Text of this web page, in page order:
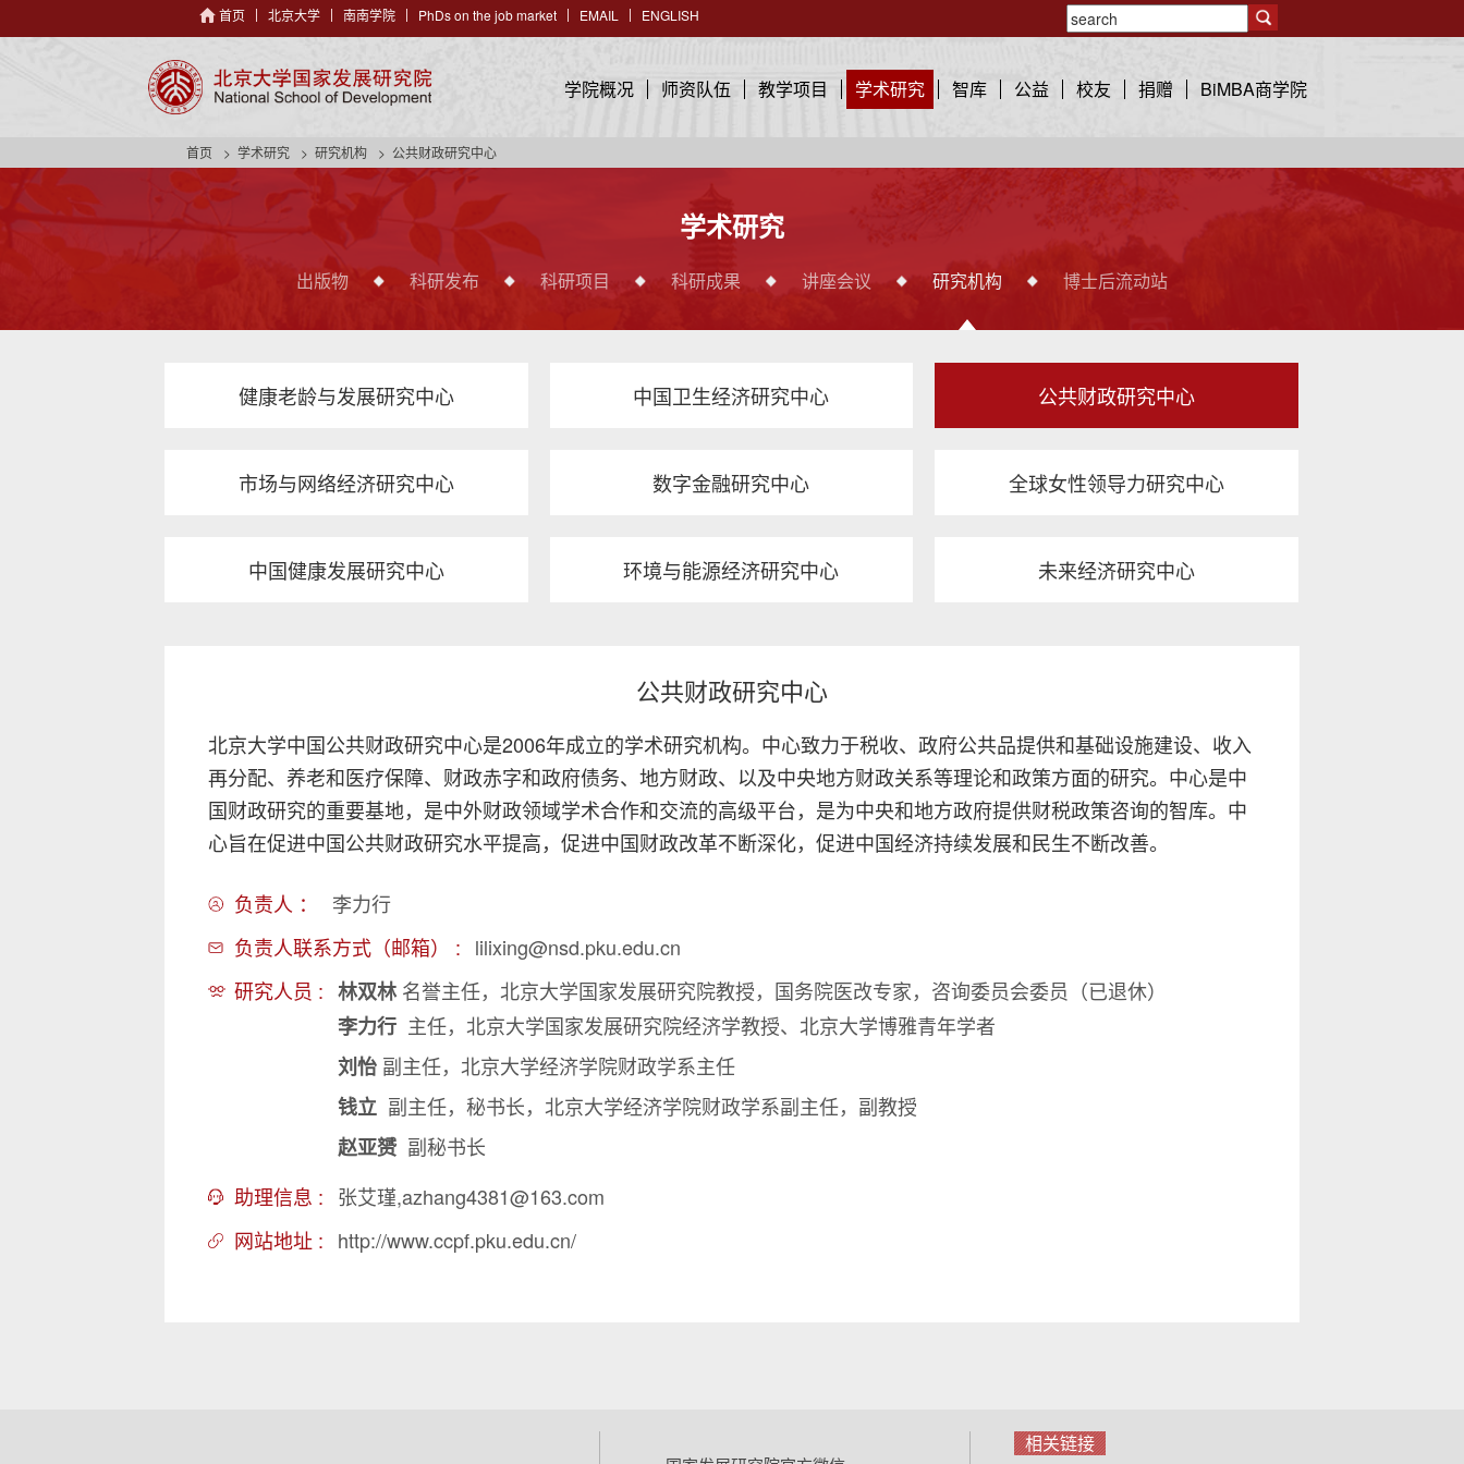
首页 北京大学 南南学院 PhDs on the job market EMAIL ENGLISH
学院概况 师资队伍 教学项目 学术研究 智库 公益 校友 捐赠 BiMBA商学院
首页 学术研究 研究机构 公共财政研究中心
学术研究
出版物 科研发布 科研项目 科研成果 讲座会议 研究机构 博士后流动站
健康老龄与发展研究中心 中国卫生经济研究中心 公共财政研究中心
市场与网络经济研究中心 数字金融研究中心 全球女性领导力研究中心
中国健康发展研究中心 环境与能源经济研究中心 未来经济研究中心
公共财政研究中心
北京大学中国公共财政研究中心是2006年成立的学术研究机构。中心致力于税收、政府公共品提供和基础设施建设、收入
再分配、养老和医疗保障、财政赤字和政府债务、地方财政、以及中央地方财政关系等理论和政策方面的研究。中心是中
国财政研究的重要基地，是中外财政领域学术合作和交流的高级平台，是为中央和地方政府提供财税政策咨询的智库。中
心旨在促进中国公共财政研究水平提高，促进中国财政改革不断深化，促进中国经济持续发展和民生不断改善。
负责人 ：
李力行
负责人联系方式（邮箱） : lilixing@nsd.pku.edu.cn
研究人员 : 林双林名誉主任，北京大学国家发展研究院教授，国务院医改专家，咨询委员会委员（已退休）
李力行 主任，北京大学国家发展研究院经济学教授、北京大学博雅青年学者
刘怡 副主任，北京大学经济学院财政学系主任
钱立 副主任，秘书长，北京大学经济学院财政学系副主任，副教授
赵亚赟 副秘书长
助理信息 : 张艾瑾,azhang4381@163.com
网站地址 : http://www.ccpf.pku.edu.cn/
相关链接